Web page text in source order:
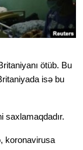
ötüb. Bu
isə bu
saxlamaqdadır.
koronavirusa